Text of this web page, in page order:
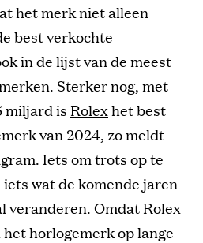
het merk niet alleen
best verkochte
in de lijst van de meest
Sterker nog, met
miljard is Rolexhet best
van 2024, zo meldt
Iets om trots op te
wat de komende jaren
veranderen. Omdat Rolex
horlogemerk op lange